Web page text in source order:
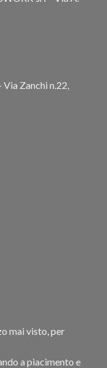
Zanchi n.22,
mai visto, per
a piacimento e